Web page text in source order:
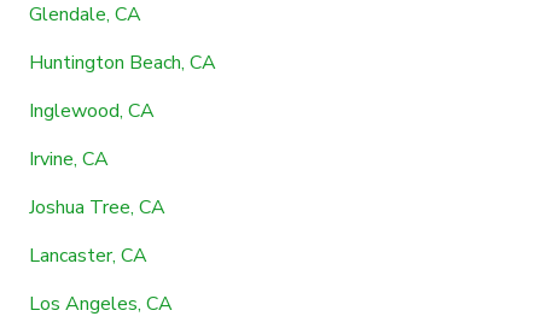
Glendale, CA
Huntington Beach, CA
Inglewood, CA
Irvine, CA
Joshua Tree, CA
Lancaster, CA
Los Angeles, CA